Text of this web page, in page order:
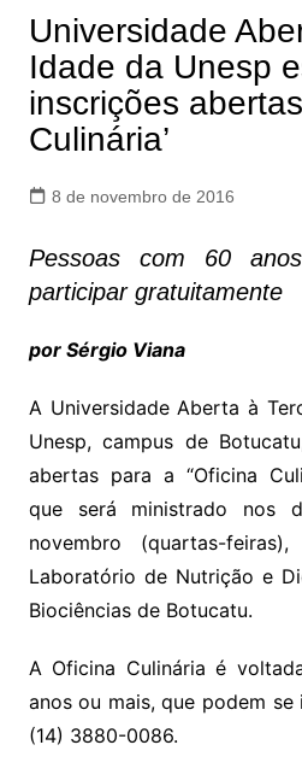
Universidade
Idade da Unesp
inscrições
Culinária’
8 de novembro de 2016
Pessoas com 60
participar gratuitamente
por Sérgio Viana
A Universidade Aberta à
Unesp, campus de
abertas para a “Oficina
que será ministrado nos
novembro (quartas-
Laboratório de Nutrição e
Biociências de Botucatu.
A Oficina Culinária é
anos ou mais, que podem
(14) 3880-0086.